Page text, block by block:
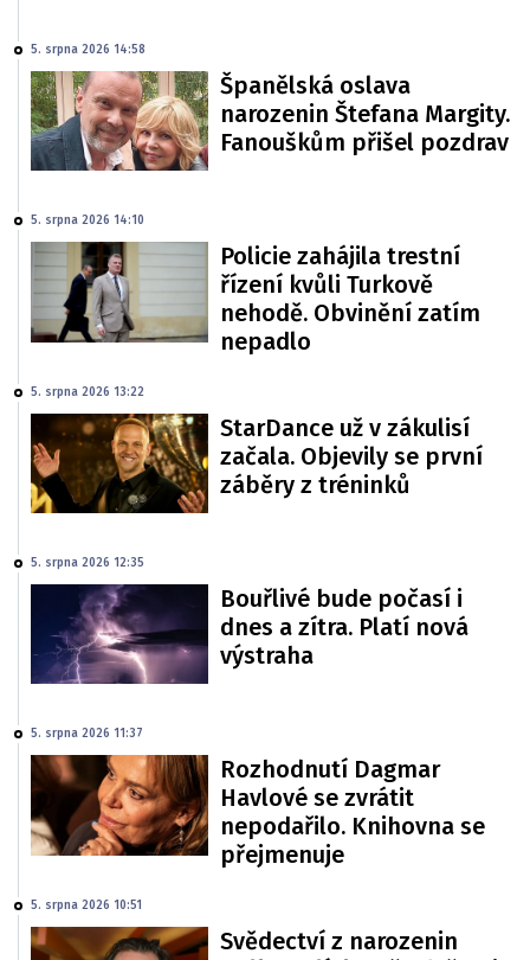
5. srpna 2026 14:58
Španělská oslava
narozenin Štefana Margity.
Fanouškům přišel pozdrav
5. srpna 2026 14:10
Policie zahájila trestní
řízení kvůli Turkově
nehodě. Obvinění zatím
nepadlo
5. srpna 2026 13:22
StarDance už v zákulisí
začala. Objevily se první
záběry z tréninků
5. srpna 2026 12:35
Bouřlivé bude počasí i
dnes a zítra. Platí nová
výstraha
5. srpna 2026 11:37
Rozhodnutí Dagmar
Havlové se zvrátit
nepodařilo. Knihovna se
přejmenuje
5. srpna 2026 10:51
Svědectví z narozenin